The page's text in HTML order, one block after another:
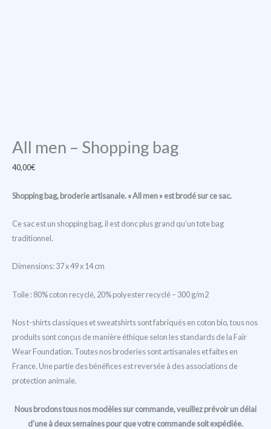
All men – Shopping bag
40,00€
Shopping bag, broderie artisanale. « All men » est brodé sur ce sac.
Ce sac est un shopping bag, il est donc plus grand qu’un tote bag
traditionnel.
Dimensions: 37 x 49 x 14 cm
Toile : 80% coton recyclé, 20% polyester recyclé – 300 g/m2
Nos t-shirts classiques et sweatshirts sont fabriqués en coton bio, tous nos
produits sont conçus de manière éthique selon les standards de la Fair
Wear Foundation. Toutes nos broderies sont artisanales et faites en
France. Une partie des bénéfices est reversée à des associations de
protection animale.
Nous brodons tous nos modèles sur commande, veuillez prévoir un délai
d’une à deux semaines pour que votre commande soit expédiée.